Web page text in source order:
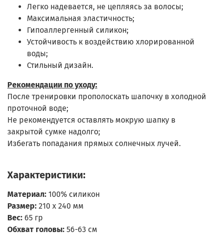
Легко надевается, не цепляясь за волосы;
Максимальная эластичность;
Гипоаллергенный силикон;
Устойчивость к воздействию хлорированной
воды;
Стильный дизайн.
Рекомендации по уходу:
После тренировки прополоскать шапочку в холодной
проточной воде;
Не рекомендуется оставлять мокрую шапку в
закрытой сумке надолго;
Избегать попадания прямых солнечных лучей.
Характеристики:
Материал: 100% силикон
Размер: 210 х 240 мм
Вес: 65 гр
Обхват головы: 56-63 см